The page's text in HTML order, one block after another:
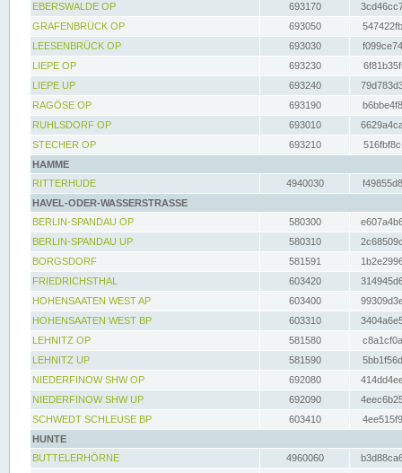
EBERSWALDE OP
693170
GRAFENBRÜCK OP
693050
LEESENBRÜCK OP
693030
LIEPE OP
693230
LIEPE UP
693240
RAGÖSE OP
693190
RUHLSDORF OP
693010
STECHER OP
693210
HAMME
RITTERHUDE
4940030
HAVEL-ODER-WASSERSTRASSE
BERLIN-SPANDAU OP
580300
BERLIN-SPANDAU UP
580310
BORGSDORF
581591
FRIEDRICHSTHAL
603420
HOHENSAATEN WEST AP
603400
HOHENSAATEN WEST BP
603310
LEHNITZ OP
581580
LEHNITZ UP
581590
NIEDERFINOW SHW OP
692080
NIEDERFINOW SHW UP
692090
SCHWEDT SCHLEUSE BP
603410
HUNTE
BUTTELERHÖRNE
4960060